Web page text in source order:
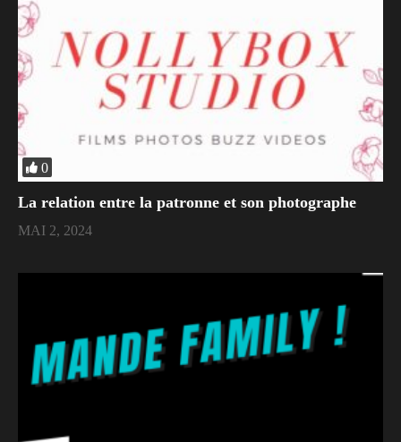
0
La relation entre la patronne et son photographe
MAI 2, 2024